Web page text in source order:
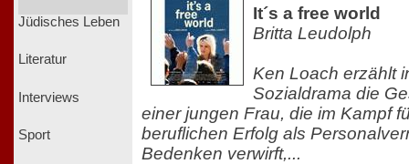
Jüdisches Leben
Literatur
Interviews
Sport
It´s a free world
Britta Leudolph
Ken Loach erzählt
Sozialdrama die
einer jungen Frau, die im Kampf
beruflichen Erfolg als
Bedenken verwirft,...